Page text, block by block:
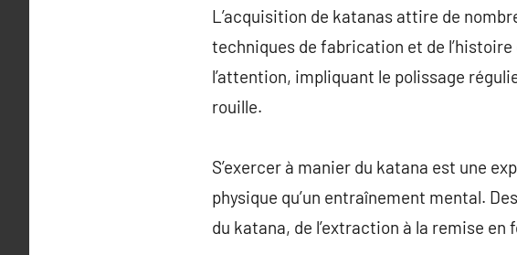
L’acquisition de katanas attire de
techniques de fabrication et de
l’attention, impliquant le polissage
rouille.
S’exercer à manier du katana est une
physique qu’un entraînement mental.
du katana, de l’extraction à la remise